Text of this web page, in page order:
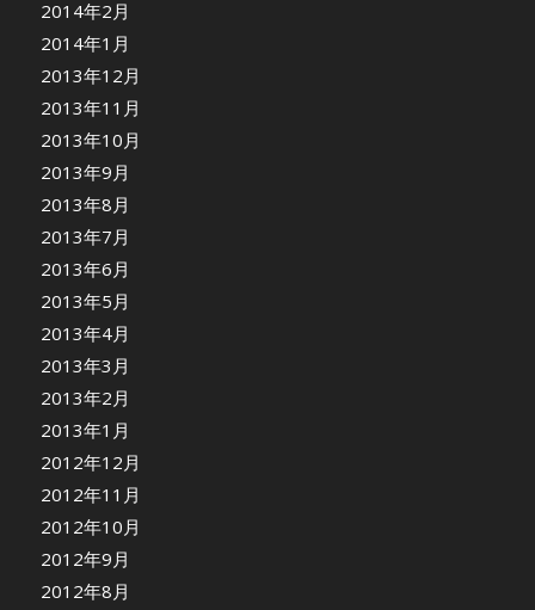
2014年2月
2014年1月
2013年12月
2013年11月
2013年10月
2013年9月
2013年8月
2013年7月
2013年6月
2013年5月
2013年4月
2013年3月
2013年2月
2013年1月
2012年12月
2012年11月
2012年10月
2012年9月
2012年8月